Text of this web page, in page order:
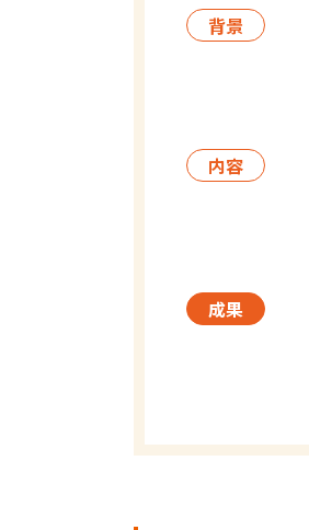
背景
内容
成果